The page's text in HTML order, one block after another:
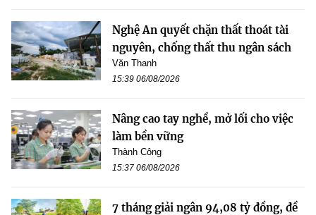
Nghệ An quyết chặn thất thoát tài
nguyên, chống thất thu ngân sách
Văn Thanh
15:39 06/08/2026
Nâng cao tay nghề, mở lối cho việc
làm bền vững
Thành Công
15:37 06/08/2026
7 tháng giải ngân 94,08 tỷ đồng, đề